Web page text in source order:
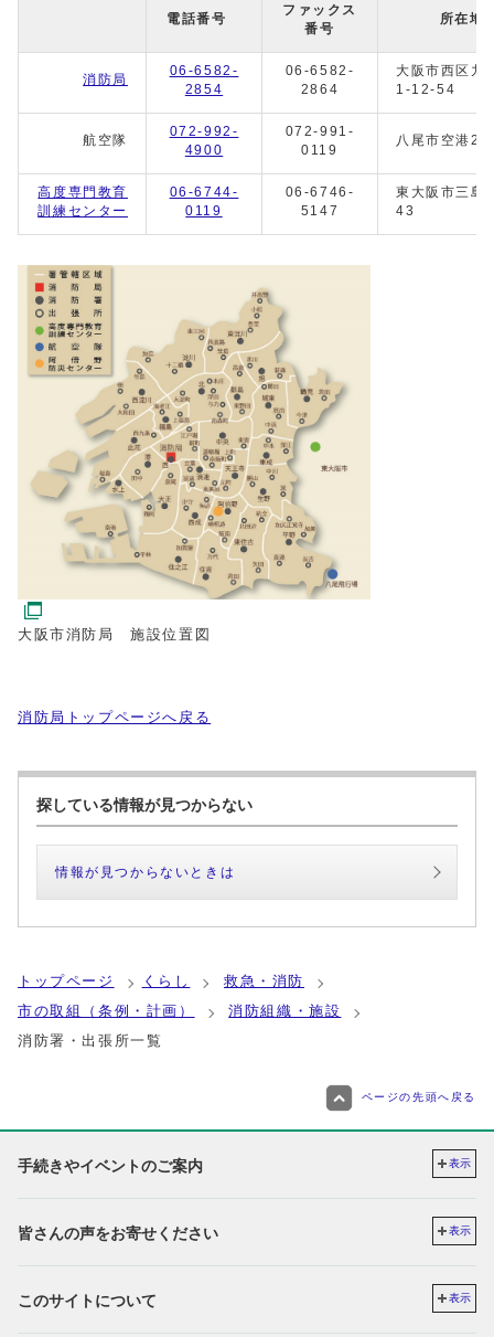
電話番号
ファックス
番号
所在地
消防局
06-6582-
2854
06-6582-
2864
大阪市西区九
1-12-54
航空隊
072-992-
4900
072-991-
0119
八尾市空港2-
高度専門教育
訓練センター
06-6744-
0119
06-6746-
5147
東大阪市三島
43
大阪市消防局 施設位置図
消防局トップページへ戻る
探している情報が見つからない
情報が見つからないときは
トップページ くらし
救急・消防
市の取組（条例・計画）
消防組織・施設
消防署・出張所一覧
ページの先頭へ戻る
手続きやイベントのご案内 表示
皆さんの声をお寄せください 表示
このサイトについて 表示